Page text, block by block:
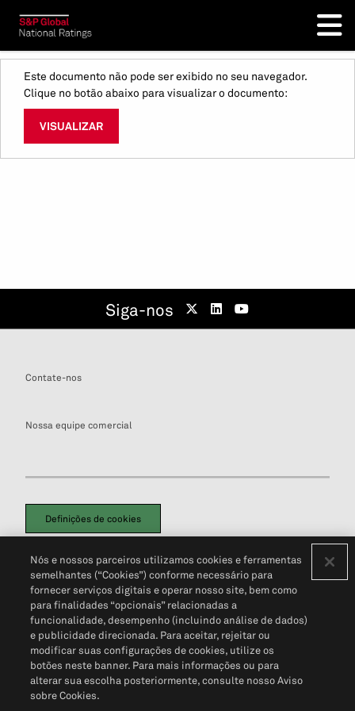
Este documento não pode ser exibido no seu navegador.
Clique no botão abaixo para visualizar o documento:
VISUALIZAR
Siga-nos
Contate-nos
Nossa equipe comercial
Definições de cookies
Política de PrivacidadePortal de privacidade do cliente (em inglês)
Não Venda Minhas Informações Pessoais© 2026 S&P Global
Nós e nossos parceiros utilizamos cookies e ferramentas
semelhantes (“Cookies”) conforme necessário para
fornecer serviços digitais e operar nosso site, bem como
para finalidades “opcionais” relacionadas a
funcionalidade, desempenho (incluindo análise de dados)
e publicidade direcionada. Para aceitar, rejeitar ou
modificar suas configurações de cookies, utilize os
botões neste banner. Para mais informações ou para
alterar sua escolha posteriormente, consulte nosso Aviso
sobre Cookies.